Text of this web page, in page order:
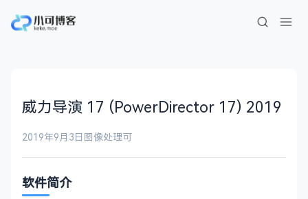
威力导演 17 (PowerDirector 17) 2019
2019年9月3日 图像处理可
软件简介